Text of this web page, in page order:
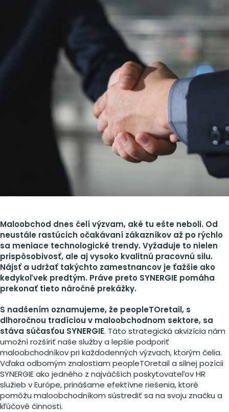
Maloobchod dnes čelí výzvam, aké tu ešte neboli. Od
neustále rastúcich očakávaní zákazníkov až po rýchlo
sa meniace technologické trendy. Vyžaduje to nielen
prispôsobivosť, ale aj vysoko kvalitnú pracovnú silu.
Nájsť a udržať takýchto zamestnancov je ťažšie ako
kedykoľvek predtým. Práve preto SYNERGIE pomáha
prekonať tieto náročné prekážky.
S nadšením oznamujeme, že peopleTOretail, s
dlhoročnou tradíciou v maloobchodnom sektore, sa
stáva súčasťou SYNERGIE. Táto strategická akvizícia nám
umožní rozšíriť naše služby a lepšie podporiť
maloobchodníkov pri každodenných výzvach, ktorým čelia.
Vďaka odborným znalostiam peopleTOretail a silnej pozícii
SYNERGIE ako jedného z najväčších poskytovateľov HR
služieb v Európe, prinášame efektívne riešenia, ktoré
pomôžu maloobchodníkom sústrediť sa na svoju značku a
kľúčové činnosti.